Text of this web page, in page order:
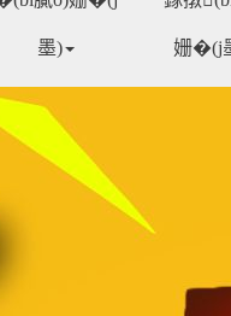
墨) 姗�(j